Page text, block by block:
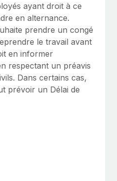
ayant droit à ce
en alternance.
prendre un congé
le travail avant
en informer
respectant un préavis
Dans certains cas,
prévoir un Délai de